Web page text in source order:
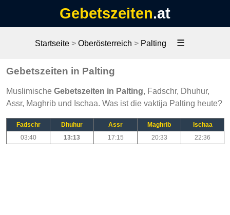
Gebetszeiten.at
Startseite > Oberösterreich > Palting ☰
Gebetszeiten in Palting
Muslimische Gebetszeiten in Palting, Fadschr, Dhuhur,
Assr, Maghrib und Ischaa. Was ist die vaktija Palting heute?
Fadschr Dhuhur Assr Maghrib
Ischaa
03:40
13:13 17:15 20:33 22:36